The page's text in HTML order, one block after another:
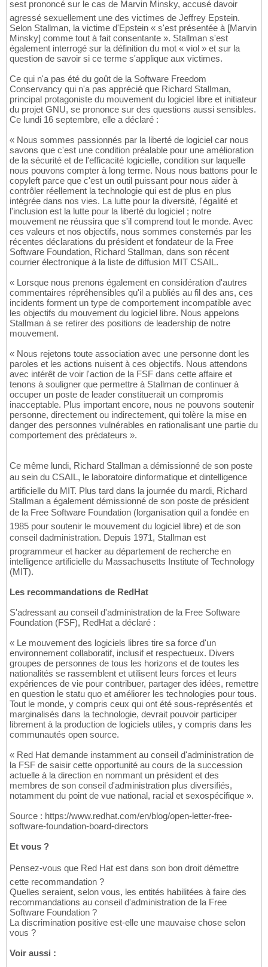
sest prononcé sur le cas de Marvin Minsky, accusé davoir
agressé sexuellement une des victimes de Jeffrey Epstein.
Selon Stallman, la victime d'Epstein « s'est présentée à [Marvin
Minsky] comme tout à fait consentante ». Stallman s'est
également interrogé sur la définition du mot « viol » et sur la
question de savoir si ce terme s'applique aux victimes.
Ce qui n'a pas été du goût de la Software Freedom
Conservancy qui n'a pas apprécié que Richard Stallman,
principal protagoniste du mouvement du logiciel libre et initiateur
du projet GNU, se prononce sur des questions aussi sensibles.
Ce lundi 16 septembre, elle a déclaré :
« Nous sommes passionnés par la liberté de logiciel car nous
savons que c'est une condition préalable pour une amélioration
de la sécurité et de l'efficacité logicielle, condition sur laquelle
nous pouvons compter à long terme. Nous nous battons pour le
copyleft parce que c'est un outil puissant pour nous aider à
contrôler réellement la technologie qui est de plus en plus
intégrée dans nos vies. La lutte pour la diversité, l'égalité et
l'inclusion est la lutte pour la liberté du logiciel ; notre
mouvement ne réussira que s'il comprend tout le monde. Avec
ces valeurs et nos objectifs, nous sommes consternés par les
récentes déclarations du président et fondateur de la Free
Software Foundation, Richard Stallman, dans son récent
courrier électronique à la liste de diffusion MIT CSAIL.
« Lorsque nous prenons également en considération d'autres
commentaires répréhensibles qu'il a publiés au fil des ans, ces
incidents forment un type de comportement incompatible avec
les objectifs du mouvement du logiciel libre. Nous appelons
Stallman à se retirer des positions de leadership de notre
mouvement.
« Nous rejetons toute association avec une personne dont les
paroles et les actions nuisent à ces objectifs. Nous attendons
avec intérêt de voir l'action de la FSF dans cette affaire et
tenons à souligner que permettre à Stallman de continuer à
occuper un poste de leader constituerait un compromis
inacceptable. Plus important encore, nous ne pouvons soutenir
personne, directement ou indirectement, qui tolère la mise en
danger des personnes vulnérables en rationalisant une partie du
comportement des prédateurs ».
Ce même lundi, Richard Stallman a démissionné de son poste
au sein du CSAIL, le laboratoire dinformatique et dintelligence
artificielle du MIT. Plus tard dans la journée du mardi, Richard
Stallman a également démissionné de son poste de président
de la Free Software Foundation (lorganisation quil a fondée en
1985 pour soutenir le mouvement du logiciel libre) et de son
conseil dadministration. Depuis 1971, Stallman est
programmeur et hacker au département de recherche en
intelligence artificielle du Massachusetts Institute of Technology
(MIT).
Les recommandations de RedHat
S'adressant au conseil d'administration de la Free Software
Foundation (FSF), RedHat a déclaré :
« Le mouvement des logiciels libres tire sa force d'un
environnement collaboratif, inclusif et respectueux. Divers
groupes de personnes de tous les horizons et de toutes les
nationalités se rassemblent et utilisent leurs forces et leurs
expériences de vie pour contribuer, partager des idées, remettre
en question le statu quo et améliorer les technologies pour tous.
Tout le monde, y compris ceux qui ont été sous-représentés et
marginalisés dans la technologie, devrait pouvoir participer
librement à la production de logiciels utiles, y compris dans les
communautés open source.
« Red Hat demande instamment au conseil d'administration de
la FSF de saisir cette opportunité au cours de la succession
actuelle à la direction en nommant un président et des
membres de son conseil d'administration plus diversifiés,
notamment du point de vue national, racial et sexospécifique ».
Source : https://www.redhat.com/en/blog/open-letter-free-
software-foundation-board-directors
Et vous ?
Pensez-vous que Red Hat est dans son bon droit démettre
cette recommandation ?
Quelles seraient, selon vous, les entités habilitées à faire des
recommandations au conseil d'administration de la Free
Software Foundation ?
La discrimination positive est-elle une mauvaise chose selon
vous ?
Voir aussi :